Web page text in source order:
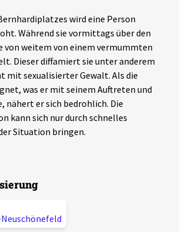
wird eine Person
Während sie vormittags über den
von weitem von einem vermummten
Dieser diffamiert sie unter anderem
mit sexualisierter Gewalt. Als die
was er mit seinem Auftreten und
nähert er sich bedrohlich. Die
kann sich nur durch schnelles
Situation bringen.